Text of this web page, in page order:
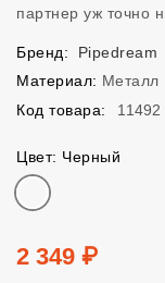
партнер уж точно
Бренд:
Pipedream
Материал: Металл
Код товара:
11492
11492
Цвет: Черный
Цвет
Цена
2 349 ₽